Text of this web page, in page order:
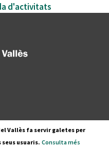
d'activitats
Vallès fa servir galetes per
usuaris. Consulta més